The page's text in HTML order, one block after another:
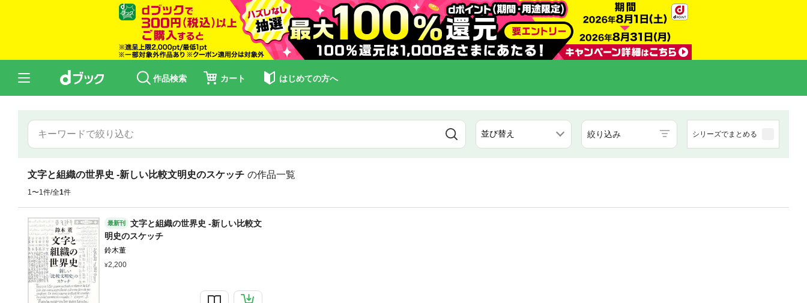
作品検索 カート はじめての方へ
絞り込み シリーズでまとめる
文字と組織の世界史 -新しい比較文明史のスケッチ の作品一覧
1〜1件/全1件
最新刊
文字と組織の世界史 -新しい比較文
明史のスケッチ
鈴木董
2,200